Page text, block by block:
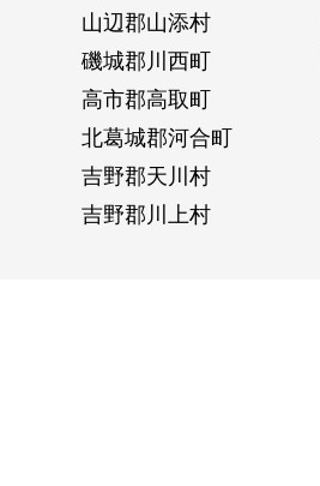
山辺郡山添村
磯城郡川西町
高市郡高取町
北葛城郡河合町
吉野郡天川村
吉野郡川上村